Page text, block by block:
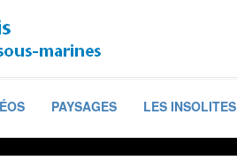
PAYSAGES LES INSOLITES